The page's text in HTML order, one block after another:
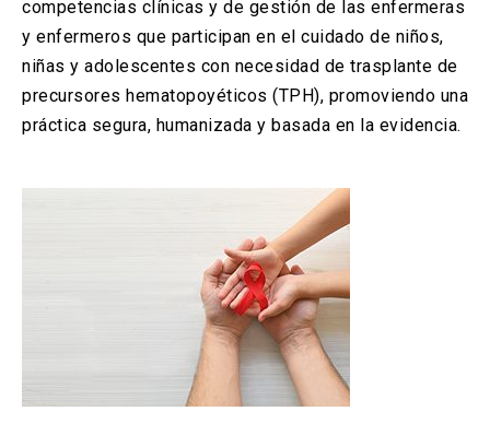
se
abre
en
una
nueva
pestaña)
se
abre
en
una
nueva
pestaña)
Correo launch
(El
enlace
se
abre
en
una
competencias clínicas y de gestión de las enfermeras
y enfermeros que participan en el cuidado de niños,
niñas y adolescentes con necesidad de trasplante de
precursores hematopoyéticos (TPH), promoviendo una
práctica segura, humanizada y basada en la evidencia.